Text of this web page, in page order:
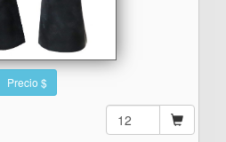
Precio $